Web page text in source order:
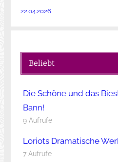
22.04.2026
Beliebt
Die Schöne und das
Bann!
9 Aufrufe
Loriots Dramatische
7 Aufrufe